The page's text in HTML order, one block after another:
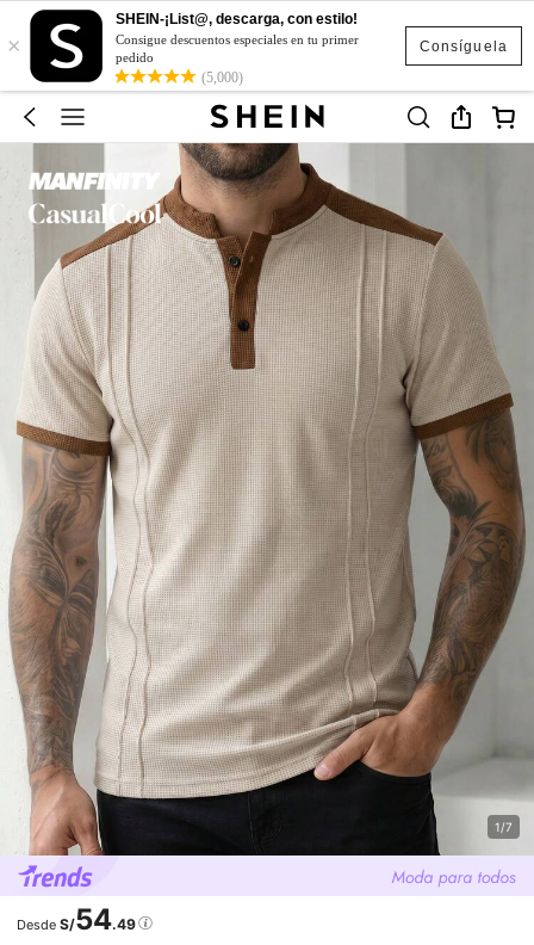
Consíguela
×
SHEIN-¡List@, descarga, con estilo!
Consigue descuentos especiales en tu primer
pedido
(5,000)
1/7
Desde S/54.49